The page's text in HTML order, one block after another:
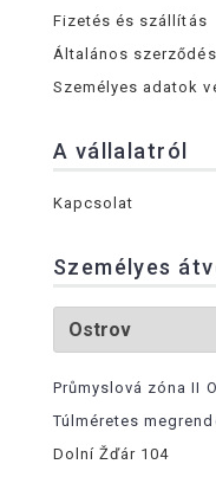
Fizetés és szállítás
Általános
Személyes adatok
A vállalatról
Kapcsolat
Személyes
Průmyslová zóna II
Túlméretes
Dolní Žďár 104